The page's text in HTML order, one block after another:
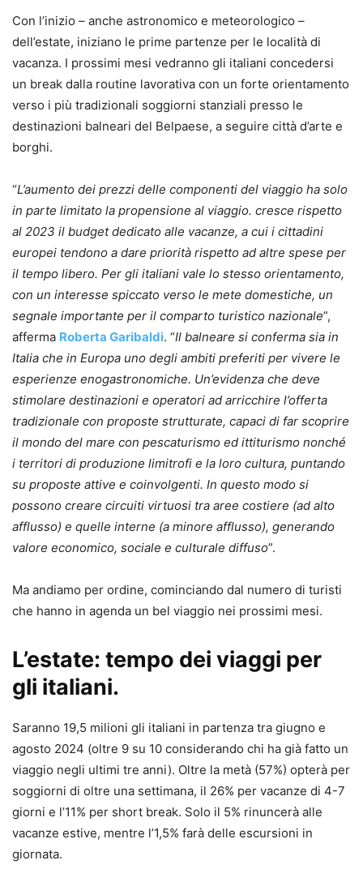
Con l’inizio – anche astronomico e meteorologico –
dell’estate, iniziano le prime partenze per le località di
vacanza. I prossimi mesi vedranno gli italiani concedersi
un break dalla routine lavorativa con un forte orientamento
verso i più tradizionali soggiorni stanziali presso le
destinazioni balneari del Belpaese, a seguire città d’arte e
borghi.
“L’aumento dei prezzi delle componenti del viaggio ha solo
in parte limitato la propensione al viaggio. cresce rispetto
al 2023 il budget dedicato alle vacanze, a cui i cittadini
europei tendono a dare priorità rispetto ad altre spese per
il tempo libero. Per gli italiani vale lo stesso orientamento,
con un interesse spiccato verso le mete domestiche, un
segnale importante per il comparto turistico nazionale”,
afferma Roberta Garibaldi. “Il balneare si conferma sia in
Italia che in Europa uno degli ambiti preferiti per vivere le
esperienze enogastronomiche. Un’evidenza che deve
stimolare destinazioni e operatori ad arricchire l’offerta
tradizionale con proposte strutturate, capaci di far scoprire
il mondo del mare con pescaturismo ed ittiturismo nonché
i territori di produzione limitrofi e la loro cultura, puntando
su proposte attive e coinvolgenti. In questo modo si
possono creare circuiti virtuosi tra aree costiere (ad alto
afflusso) e quelle interne (a minore afflusso), generando
valore economico, sociale e culturale diffuso”.
Ma andiamo per ordine, cominciando dal numero di turisti
che hanno in agenda un bel viaggio nei prossimi mesi.
L’estate: tempo dei viaggi per
gli italiani.
Saranno 19,5 milioni gli italiani in partenza tra giugno e
agosto 2024 (oltre 9 su 10 considerando chi ha già fatto un
viaggio negli ultimi tre anni). Oltre la metà (57%) opterà per
soggiorni di oltre una settimana, il 26% per vacanze di 4-7
giorni e l’11% per short break. Solo il 5% rinuncerà alle
vacanze estive, mentre l’1,5% farà delle escursioni in
giornata.